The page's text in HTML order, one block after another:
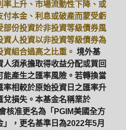
率上升、市場流動性下降、或
付本金、利息或破產而蒙受虧
部份投資於非投資等級債券風
資人投資以非投資等級債券為
組合過高之比重。 境外基
須承擔取得收益分配或買回
能產生之匯率風險。若轉換當
率相較於原始投資日之匯率升
兌損失。本基金名稱業於
核准更名為「PGIM美國全方
，更名基準日為2022年5月